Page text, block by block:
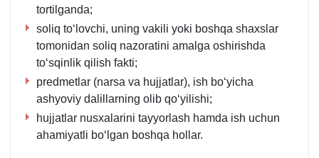
tortilganda;
soliq toʻlovchi, uning vakili yoki boshqa shaхslar
tomonidan soliq nazoratini amalga oshirishda
toʻsqinlik qilish fakti;
predmetlar (narsa va hujjatlar), ish boʻyicha
ashyoviy dalillarning olib qoʻyilishi;
hujjatlar nusхalarini tayyorlash hamda ish uchun
ahamiyatli boʻlgan boshqa hollar.